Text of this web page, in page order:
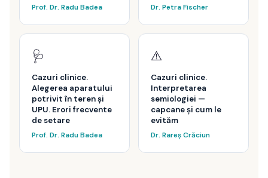
Prof. Dr. Radu Badea Dr. Petra Fischer
🩺
Cazuri clinice.
Alegerea aparatului
potrivit în teren și
UPU. Erori frecvente
de setare
Prof. Dr. Radu Badea
⚠️
Cazuri clinice.
Interpretarea
semiologiei —
capcane și cum le
evităm
Dr. Rareș Crăciun